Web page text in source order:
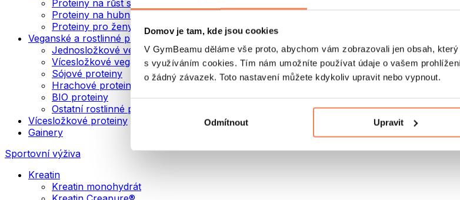
Domov je tam, kde jsou cookies
V GymBeamu děláme vše proto, abychom vám zobrazovali jen obsah,
s využíváním cookies. Tím nám umožníte používat údaje o vašem
o žádný závazek. Toto nastavení můžete kdykoliv upravit nebo vypnout.
Odmítnout Upravit
Proteiny na růst svalů
Proteiny na hubnutí
Proteiny pro ženy
Veganské a rostlinné proteiny
Jednosložkové veganské proteiny
Vícesložkové veganské proteiny
Sójové proteiny
Hrachové proteiny
BIO proteiny
Ostatní rostlinné proteiny
Vícesložkové proteiny
Gainery
Sportovní výživa
Kreatin
Kreatin monohydrát